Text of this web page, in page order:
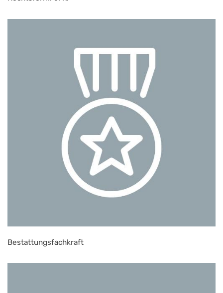
Bestattungsfachkraft